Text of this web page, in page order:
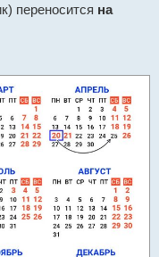
переносится на